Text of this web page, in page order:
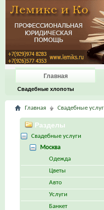
Главная
Свадебные хлопоты
Главная Свадебные
Разделы
Свадебные услуги
Москва
Одежда
Цветы
Авто
Услуги
Банкет